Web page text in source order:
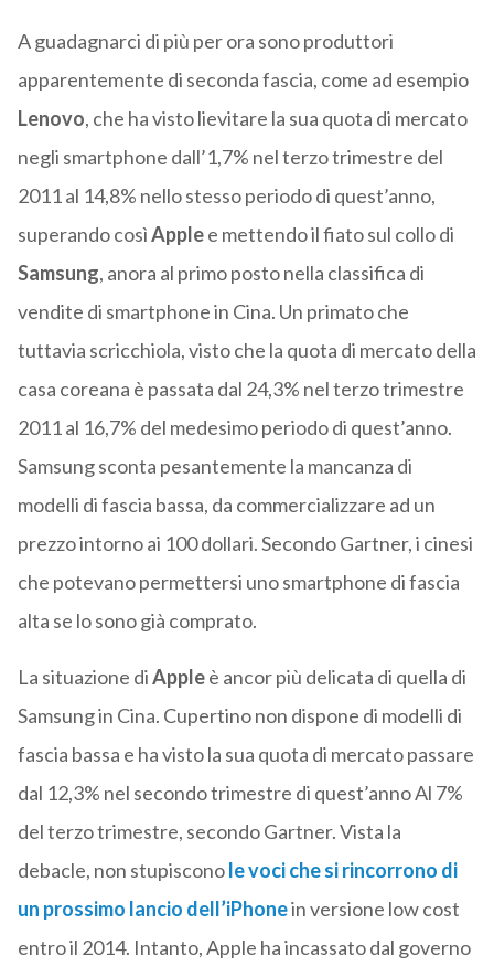
A guadagnarci di più per ora sono produttori
apparentemente di seconda fascia, come ad esempio
Lenovo, che ha visto lievitare la sua quota di mercato
negli smartphone dall’1,7% nel terzo trimestre del
2011 al 14,8% nello stesso periodo di quest’anno,
superando cosìApplee mettendo il fiato sul collo di
Samsung, anora al primo posto nella classifica di
vendite di smartphone in Cina. Un primato che
tuttavia scricchiola, visto che la quota di mercato della
casa coreana è passata dal 24,3% nel terzo trimestre
2011 al 16,7% del medesimo periodo di quest’anno.
Samsung sconta pesantemente la mancanza di
modelli di fascia bassa, da commercializzare ad un
prezzo intorno ai 100 dollari. Secondo Gartner, i cinesi
che potevano permettersi uno smartphone di fascia
alta se lo sono già comprato.
La situazione diAppleè ancor più delicata di quella di
Samsung in Cina. Cupertino non dispone di modelli di
fascia bassa e ha visto la sua quota di mercato passare
dal 12,3% nel secondo trimestre di quest’anno Al 7%
del terzo trimestre, secondo Gartner. Vista la
debacle, non stupisconole voci che si rincorrono di
un prossimo lancio dell’iPhonein versione low cost
entro il 2014. Intanto, Apple ha incassato dal governo